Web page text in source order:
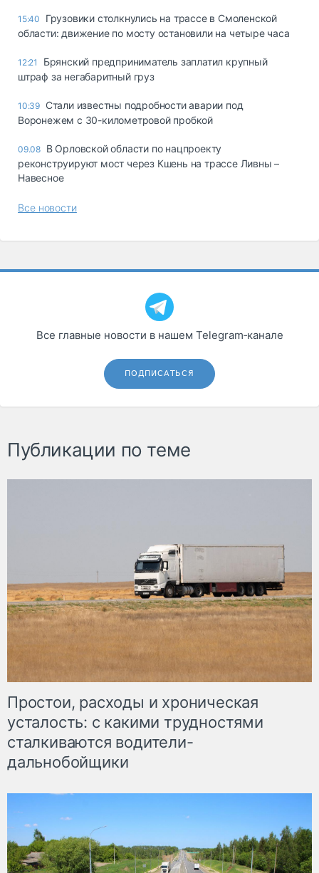
15:40
Грузовики столкнулись на трассе в Смоленской
области: движение по мосту остановили на четыре часа
12:21
Брянский предприниматель заплатил крупный
штраф за негабаритный груз
10:39 Стали известны подробности аварии под
Воронежем с 30-километровой пробкой
09.08 В Орловской области по нацпроекту
реконструируют мост через Кшень на трассе Ливны –
Навесное
Все новости
Все главные новости в нашем Telegram‑канале
ПОДПИСАТЬСЯ
Публикации по теме
Простои, расходы и хроническая
усталость: с какими трудностями
сталкиваются водители-
дальнобойщики